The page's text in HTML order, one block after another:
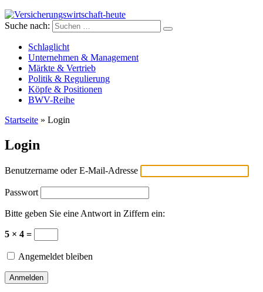
Versicherungswirtschaft-heute
Suche nach:
Schlaglicht
Unternehmen & Management
Märkte & Vertrieb
Politik & Regulierung
Köpfe & Positionen
BWV-Reihe
Startseite » Login
Login
Benutzername oder E-Mail-Adresse
Passwort
Bitte geben Sie eine Antwort in Ziffern ein:
5 × 4 =
Angemeldet bleiben